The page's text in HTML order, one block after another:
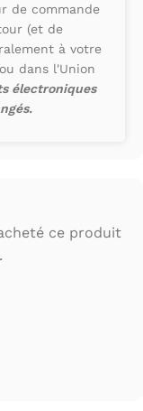
de commande
(et de
à votre
dans l'Union
électroniques
ce produit